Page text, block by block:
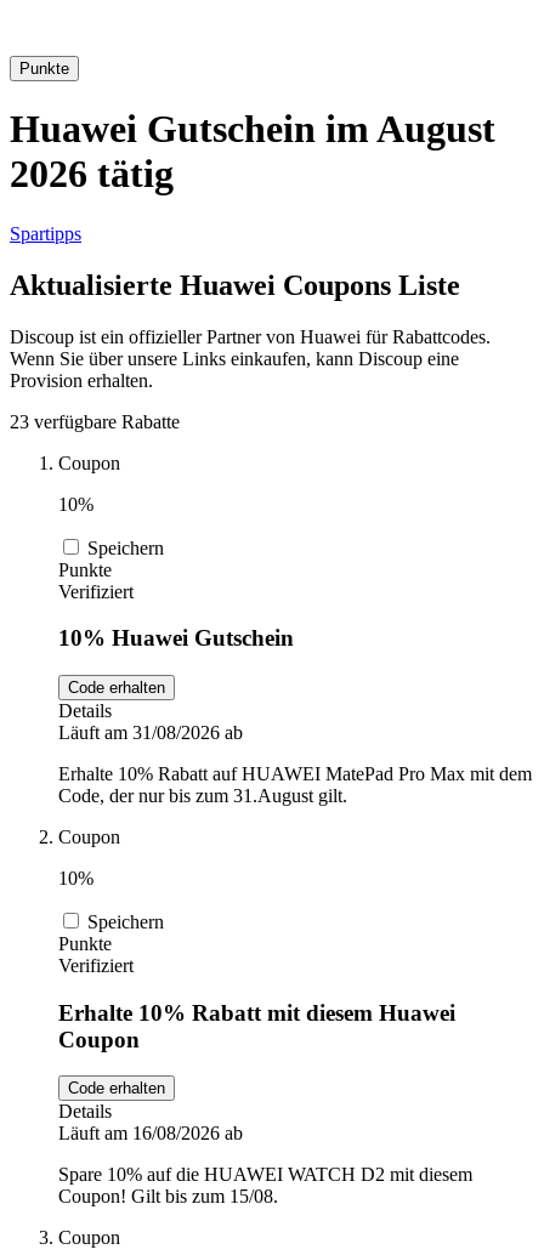
Booking.com
Douglas
DocMorris
Audible
Guess
Urlaub und
Gesundheit
Sport und
Fitness
Autos und
Motorräder
Punkte
Huawei Gutschein im August
2026 tätig
Spartipps
Aktualisierte Huawei Coupons Liste
Discoup ist ein offizieller Partner von Huawei für Rabattcodes.
Wenn Sie über unsere Links einkaufen, kann Discoup eine
Provision erhalten.
23 verfügbare Rabatte
Coupon
10%
Speichern
Punkte
Verifiziert
10% Huawei Gutschein
Code erhalten
Details
Läuft am 31/08/2026 ab
Erhalte 10% Rabatt auf HUAWEI MatePad Pro Max mit dem
Code, der nur bis zum 31.August gilt.
Coupon
10%
Speichern
Punkte
Verifiziert
Erhalte 10% Rabatt mit diesem Huawei
Coupon
Code erhalten
Details
Läuft am 16/08/2026 ab
Spare 10% auf die HUAWEI WATCH D2 mit diesem
Coupon! Gilt bis zum 15/08.
Coupon